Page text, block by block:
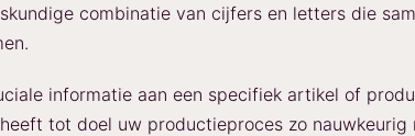
combinatie van cijfers en letters die
informatie aan een specifiek artikel of
tot doel uw productieproces zo nauwkeurig